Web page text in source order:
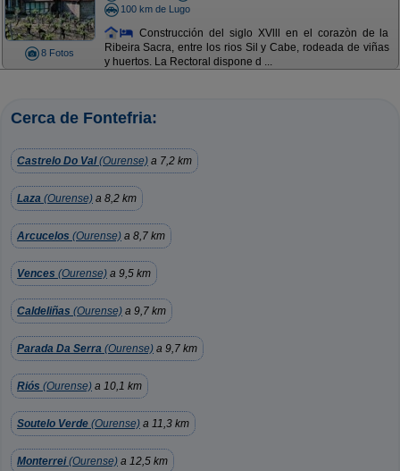
8 Fotos
100 km de Lugo
Construcción del siglo XVlll en el corazòn de la
Ribeira Sacra, entre los rios Sil y Cabe, rodeada de viñas
y huertos. La Rectoral dispone d ...
Cerca de Fontefria:
Castrelo Do Val(Ourense) a 7,2 km
Laza (Ourense) a 8,2 km
Arcucelos (Ourense) a 8,7 km
Vences (Ourense) a 9,5 km
Caldeliñas (Ourense) a 9,7 km
Parada Da Serra (Ourense) a 9,7 km
Riós (Ourense) a 10,1 km
Soutelo Verde (Ourense) a 11,3 km
Monterrei(Ourense) a 12,5 km